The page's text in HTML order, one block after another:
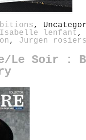
,
Isabelle lenfant
, Jurgen
Le Soir :